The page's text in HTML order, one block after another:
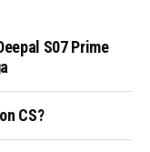
S07 Prime
CS?